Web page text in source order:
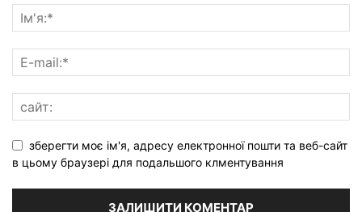
зберегти моє ім'я, адресу електронної пошти та веб-сайт
в цьому браузері для подальшого клментування